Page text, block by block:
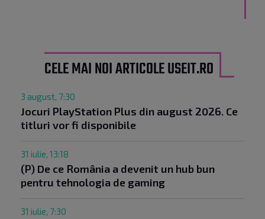
CELE MAI NOI ARTICOLE USEIT.RO
3 august, 7:30
Jocuri PlayStation Plus din august 2026. Ce
titluri vor fi disponibile
31 iulie, 13:18
(P) De ce România a devenit un hub bun
pentru tehnologia de gaming
31 iulie, 7:30